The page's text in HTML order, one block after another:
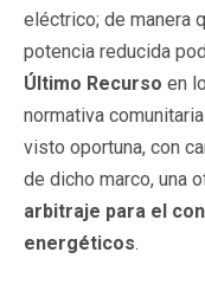
eléctrico; de manera
potencia reducida
Último Recurso en
normativa
visto oportuna, con
de dicho marco, una
arbitraje para el
energéticos.